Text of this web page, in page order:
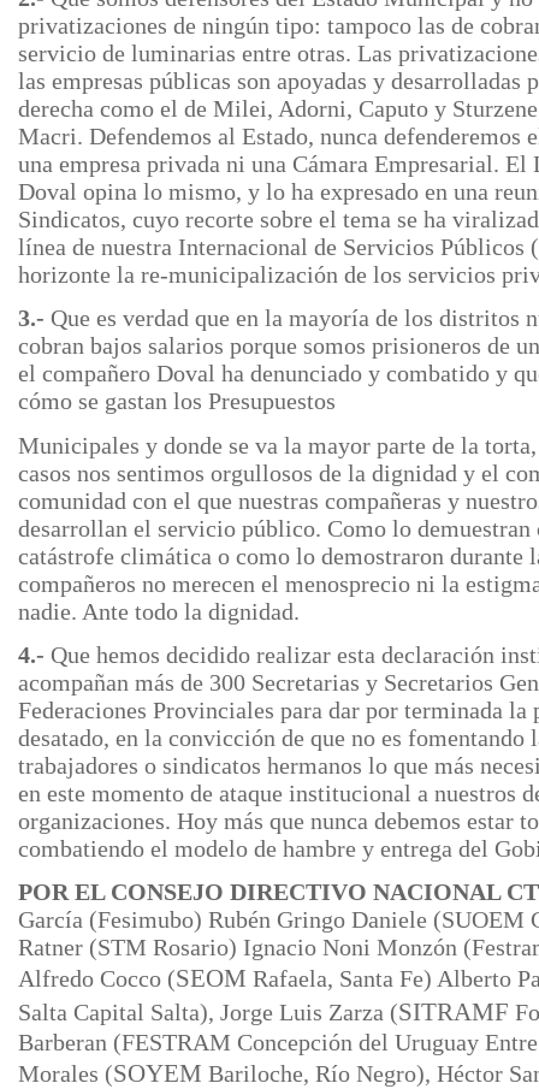
privatizaciones de ningún tipo: tampoco las de
servicio de luminarias entre otras. Las
las empresas públicas son apoyadas y desarrolladas
derecha como el de Milei, Adorni, Caputo y
Macri. Defendemos al Estado, nunca defenderemos
una empresa privada ni una Cámara Empresarial. El
Doval opina lo mismo, y lo ha expresado en una
Sindicatos, cuyo recorte sobre el tema se ha
línea de nuestra Internacional de Servicios Públicos
horizonte la re-municipalización de los servicios
3.- Que es verdad que en la mayoría de los distritos
cobran bajos salarios porque somos prisioneros de
el compañero Doval ha denunciado y combatido y
cómo se gastan los Presupuestos
Municipales y donde se va la mayor parte de la
casos nos sentimos orgullosos de la dignidad y el
comunidad con el que nuestras compañeras y
desarrollan el servicio público. Como lo demuestran
catástrofe climática o como lo demostraron durante
compañeros no merecen el menosprecio ni la
nadie. Ante todo la dignidad.
4.- Que hemos decidido realizar esta declaración
acompañan más de 300 Secretarias y Secretarios
Federaciones Provinciales para dar por terminada la
desatado, en la convicción de que no es fomentando
trabajadores o sindicatos hermanos lo que más
en este momento de ataque institucional a nuestros
organizaciones. Hoy más que nunca debemos estar
combatiendo el modelo de hambre y entrega del
POR EL CONSEJO DIRECTIVO NACIONAL
García (Fesimubo) Rubén Gringo Daniele (SUOEM
Ratner (STM Rosario) Ignacio Noni Monzón
Alfredo Cocco (SEOM Rafaela, Santa Fe) Alberto
Salta Capital Salta), Jorge Luis Zarza (SITRAMF
Barberan (FESTRAM Concepción del Uruguay
Morales (SOYEM Bariloche, Río Negro), Héctor